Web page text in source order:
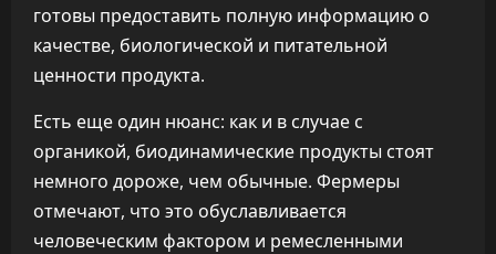
готовы предоставить полную информацию о
качестве, биологической и питательной
ценности продукта.
Есть еще один нюанс: как и в случае с
органикой, биодинамические продукты стоят
немного дороже, чем обычные. Фермеры
отмечают, что это обуславливается
человеческим фактором и ремесленными